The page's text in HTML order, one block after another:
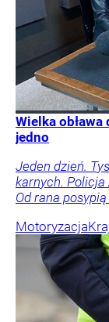
Wielka
jedno
Jeden dzień.
karnych. Policja
Od rana
Motoryzacja